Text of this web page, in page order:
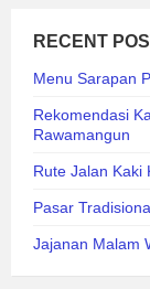
RECENT
Menu Sarapan
Rekomendasi
Rawamangun
Rute Jalan Kaki
Pasar
Jajanan Malam